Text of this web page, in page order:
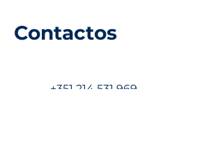
​Contactos
+351 214 531 969